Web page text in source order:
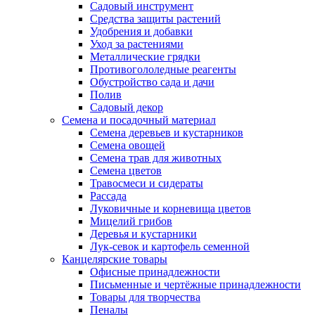
Садовый инструмент
Средства защиты растений
Удобрения и добавки
Уход за растениями
Металлические грядки
Противогололедные реагенты
Обустройство сада и дачи
Полив
Садовый декор
Семена и посадочный материал
Семена деревьев и кустарников
Семена овощей
Семена трав для животных
Семена цветов
Травосмеси и сидераты
Рассада
Луковичные и корневища цветов
Мицелий грибов
Деревья и кустарники
Лук-севок и картофель семенной
Канцелярские товары
Офисные принадлежности
Письменные и чертёжные принадлежности
Товары для творчества
Пеналы